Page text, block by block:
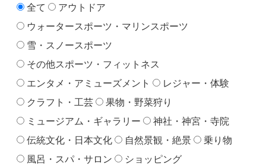
全て
アウトドア
ウォータースポーツ・マリンスポーツ
雪・スノースポーツ
その他スポーツ・フィットネス
エンタメ・アミューズメント
レジャー・体験
クラフト・工芸
果物・野菜狩り
ミュージアム・ギャラリー
神社・神宮・寺院
伝統文化・日本文化
自然景観・絶景
乗り物
風呂・スパ・サロン
ショッピング